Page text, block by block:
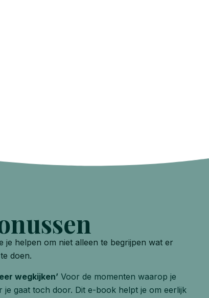
je helpen om niet alleen te begrijpen wat er
doen.
wegkijken’ Voor de momenten waarop je
gaat toch door. Dit e-book helpt je om eerlijk